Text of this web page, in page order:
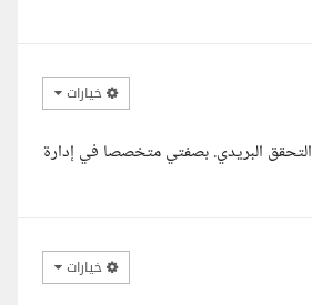
خيارات
البريدي. بصفتي متخصصا في إدارة
خيارات